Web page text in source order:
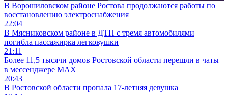
В Ворошиловском районе Ростова продолжаются работы по
восстановлению электроснабжения
22:04
В Мясниковском районе в ДТП с тремя автомобилями
погибла пассажирка легковушки
21:11
Более 11,5 тысячи домов Ростовской области перешли в чаты
в мессенджере MAX
20:43
В Ростовской области пропала 17-летняя девушка